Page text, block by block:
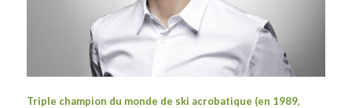
Triple champion du monde de ski acrobatique (en 1989,